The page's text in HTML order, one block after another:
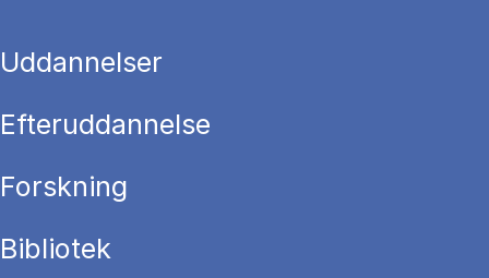
Uddannelser
Efteruddannelse
Forskning
Bibliotek